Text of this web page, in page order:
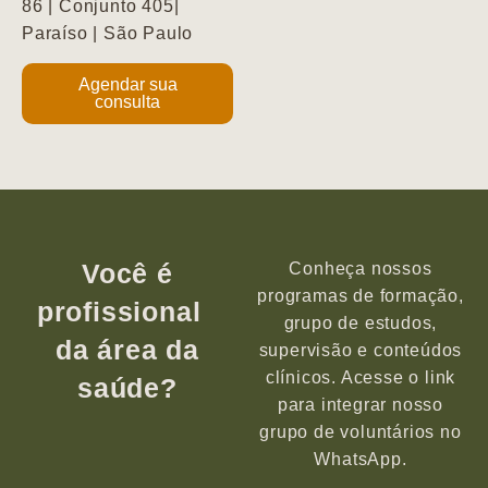
86 | Conjunto 405|
Paraíso | São Paulo
Agendar sua
consulta
Você é
profissional
da área da
saúde?
Conheça nossos
programas de formação,
grupo de estudos,
supervisão e conteúdos
clínicos. Acesse o link
para integrar nosso
grupo de voluntários no
WhatsApp.